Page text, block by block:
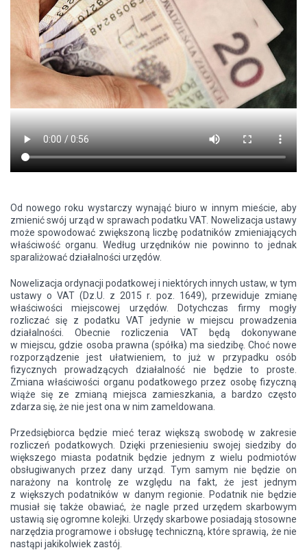
Od nowego roku wystarczy wynająć biuro w innym mieście, aby
zmienić swój urząd w sprawach podatku VAT. Nowelizacja ustawy
może spowodować zwiększoną liczbę podatników zmieniających
właściwość organu. Według urzędników nie powinno to jednak
sparaliżować działalności urzędów.
Nowelizacja ordynacji podatkowej i niektórych innych ustaw, w tym
ustawy o VAT (Dz.U. z 2015 r. poz. 1649), przewiduje zmianę
właściwości miejscowej urzędów. Dotychczas firmy mogły
rozliczać się z podatku VAT jedynie w miejscu prowadzenia
działalności. Obecnie rozliczenia VAT będą dokonywane
w miejscu, gdzie osoba prawna (spółka) ma siedzibę. Choć nowe
rozporządzenie jest ułatwieniem, to już w przypadku osób
fizycznych prowadzących działalność nie będzie to proste.
Zmiana właściwości organu podatkowego przez osobę fizyczną
wiąże się ze zmianą miejsca zamieszkania, a bardzo często
zdarza się, że nie jest ona w nim zameldowana.
Przedsiębiorca będzie mieć teraz większą swobodę w zakresie
rozliczeń podatkowych. Dzięki przeniesieniu swojej siedziby do
większego miasta podatnik będzie jednym z wielu podmiotów
obsługiwanych przez dany urząd. Tym samym nie będzie on
narażony na kontrolę ze względu na fakt, że jest jednym
z większych podatników w danym regionie. Podatnik nie będzie
musiał się także obawiać, że nagle przed urzędem skarbowym
ustawią się ogromne kolejki. Urzędy skarbowe posiadają stosowne
narzędzia programowe i obsługę techniczną, które sprawią, że nie
nastąpi jakikolwiek zastój.